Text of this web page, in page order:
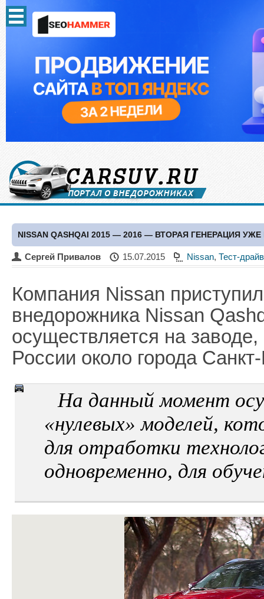
NISSAN QASHQAI 2015 — 2016 — ВТОРАЯ ГЕНЕРАЦИЯ
Сергей Привалов 15.07.2015 Nissan, Тест-
Компания Nissan
внедорожника Nissan
осуществляется на
России около города
На данный момент
«нулевых» моделей,
для отработки
одновременно, для